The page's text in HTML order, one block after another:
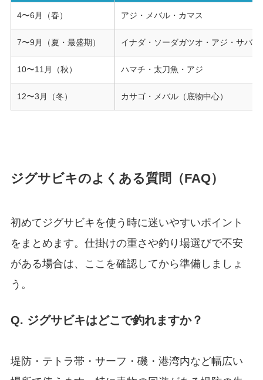
4〜6月（春） アジ・メバル・カマス
7〜9月（夏・最盛期） イナダ・ソーダガツオ・アジ・サバ
10〜11月（秋） ハマチ・太刀魚・アジ
12〜3月（冬） カサゴ・メバル（底物中心）
ジグサビキのよくある質問（FAQ）
初めてジグサビキを使う時に迷いやすいポイント
をまとめます。仕掛けの重さや釣り場選びで不安
がある場合は、ここを確認してから準備しましょ
う。
Q. ジグサビキはどこで釣れますか？
堤防・テトラ帯・サーフ・磯・港湾内など幅広い